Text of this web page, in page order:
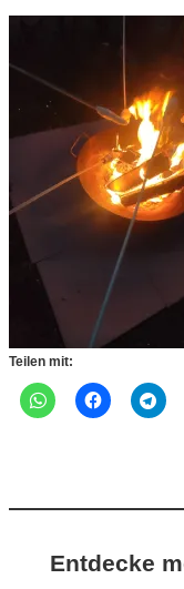
Teilen mit:
Entdecke